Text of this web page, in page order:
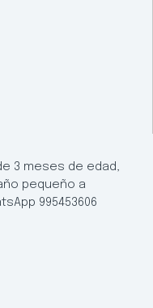
3 meses de edad,
pequeño a
995453606